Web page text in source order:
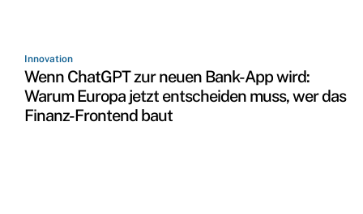
Innovation
Wenn ChatGPT zur neuen Bank-App wird:
Warum Europa jetzt entscheiden muss, wer das
Finanz-Frontend baut